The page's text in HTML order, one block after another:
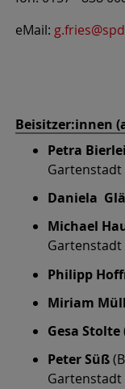
eMail:
Beisitzer:innen
Petra
Gartenstadt
Daniela
Michael
Gartenstadt
Philipp
Miriam
Gesa Stolte
Peter Süß
Gartenstadt